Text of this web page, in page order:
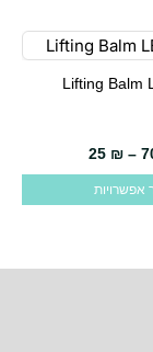
Lifting Balm
25 ₪ –
אפשרויות